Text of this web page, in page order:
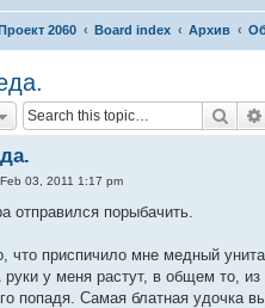
2060 Board index Архив
03, 2011 1:17 pm
отправился порыбачить.
что приспичило мне медный
у меня растут, в общем то,
попадя. Самая блатная